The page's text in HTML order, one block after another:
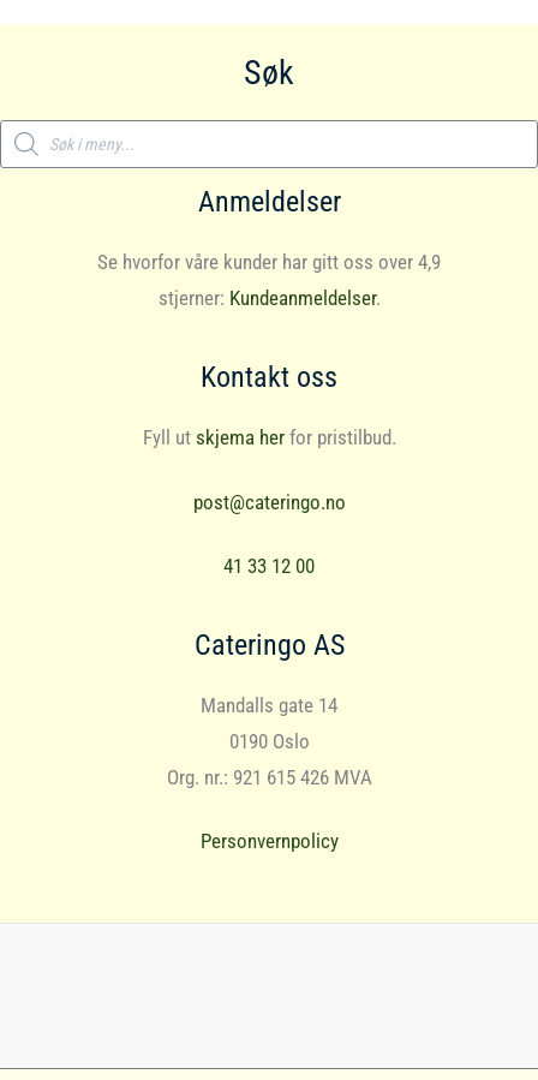
Søk
Products
search
Anmeldelser
Se hvorfor våre kunder har gitt oss over 4,9
stjerner: Kundeanmeldelser.
Kontakt oss
Fyll ut skjema herfor pristilbud.
post@cateringo.no
41 33 12 00
Cateringo AS
Mandalls gate 14
0190 Oslo
Org. nr.: 921 615 426 MVA
Personvernpolicy